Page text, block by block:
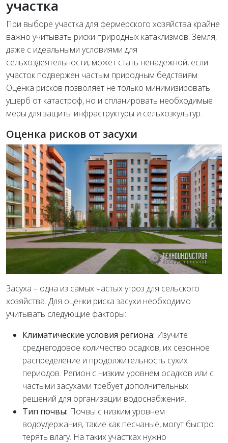
участка
При выборе участка для фермерского хозяйства крайне
важно учитывать риски природных катаклизмов. Земля,
даже с идеальными условиями для
сельхоздеятельности, может стать ненадежной, если
участок подвержен частым природным бедствиям.
Оценка рисков позволяет не только минимизировать
ущерб от катастроф, но и спланировать необходимые
меры для защиты инфраструктуры и сельхозкультур.
Оценка рисков от засухи
Засуха – одна из самых частых угроз для сельского
хозяйства. Для оценки риска засухи необходимо
учитывать следующие факторы:
Климатические условия региона: Изучите
среднегодовое количество осадков, их сезонное
распределение и продолжительность сухих
периодов. Регион с низким уровнем осадков или с
частыми засухами требует дополнительных
решений для организации водоснабжения.
Тип почвы: Почвы с низким уровнем
водоудержания, такие как песчаные, могут быстро
терять влагу. На таких участках нужно